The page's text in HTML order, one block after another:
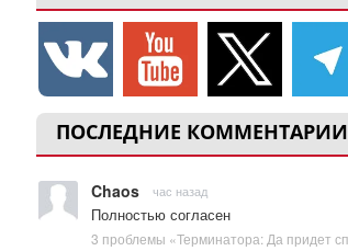
ПОСЛЕДНИЕ КОММЕНТАРИИ
Chaos час назад
Полностью согласен